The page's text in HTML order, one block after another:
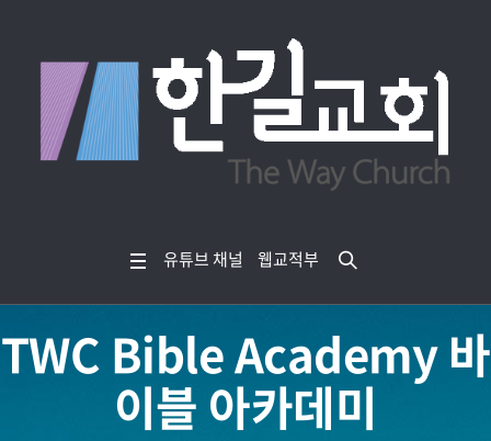
유튜브 채널 웹교적부
TWC Bible Academy 바
이블 아카데미